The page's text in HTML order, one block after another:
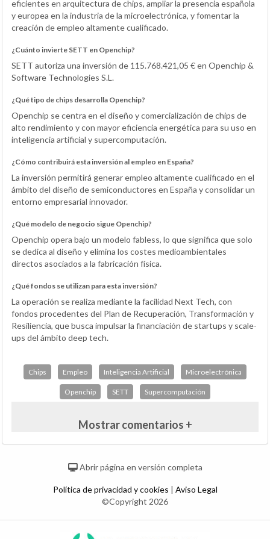
eficientes en arquitectura de chips, ampliar la presencia española
y europea en la industria de la microelectrónica, y fomentar la
creación de empleo altamente cualificado.
¿Cuánto invierte SETT en Openchip?
SETT autoriza una inversión de 115.768.421,05 € en Openchip &
Software Technologies S.L.
¿Qué tipo de chips desarrolla Openchip?
Openchip se centra en el diseño y comercialización de chips de
alto rendimiento y con mayor eficiencia energética para su uso en
inteligencia artificial y supercomputación.
¿Cómo contribuirá esta inversión al empleo en España?
La inversión permitirá generar empleo altamente cualificado en el
ámbito del diseño de semiconductores en España y consolidar un
entorno empresarial innovador.
¿Qué modelo de negocio sigue Openchip?
Openchip opera bajo un modelo fabless, lo que significa que solo
se dedica al diseño y elimina los costes medioambientales
directos asociados a la fabricación física.
¿Qué fondos se utilizan para esta inversión?
La operación se realiza mediante la facilidad Next Tech, con
fondos procedentes del Plan de Recuperación, Transformación y
Resiliencia, que busca impulsar la financiación de startups y scale-
ups del ámbito deep tech.
Chips Empleo Inteligencia Artificial Microelectrónica
Openchip SETT Supercomputación
Mostrar comentarios +
Abrir página en versión completa
Política de privacidad y cookies | Aviso Legal
©Copyright 2026